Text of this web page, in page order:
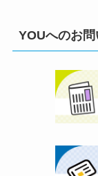
YOUへのお